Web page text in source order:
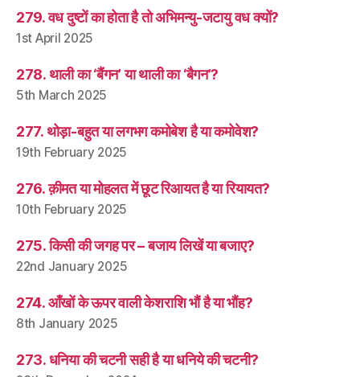
279. वध दुष्टों का होता है तो अभिमन्यु-जटायु वध क्यों?
1st April 2025
278. थाली का ‘बैंगन’ या थाली का ‘बैगन’?
5th March 2025
277. थोड़ा-बहुत या लगभग कमोबेश है या कमोवेश?
19th February 2025
276. क़ीमत या मोहलत में छूट रिआयत है या रियायत?
10th February 2025
275. किसी की जगह पर – बजाय लिखें या बजाए?
22nd January 2025
274. आँखों के ऊपर वाली केशराशि भौं है या भौंह?
8th January 2025
273. धनिया की चटनी सही है या धनिये की चटनी?